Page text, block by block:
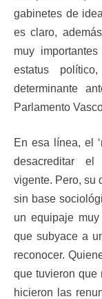
gabinetes de
es claro,
muy
estatus
determinante
Parlamento
En esa línea, el
desacreditar el
vigente. Pero, su
sin base
un equipaje
que subyace a
reconocer.
que tuvieron que
hicieron las